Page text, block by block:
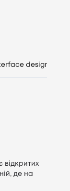
design
де на